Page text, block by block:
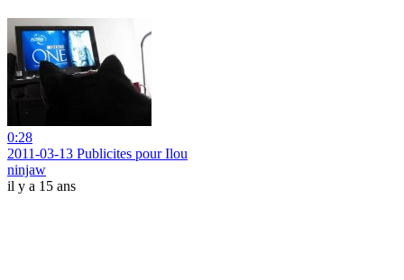
0:28
2011-03-13 Publicites pour Ilou
ninjaw
il y a 15 ans